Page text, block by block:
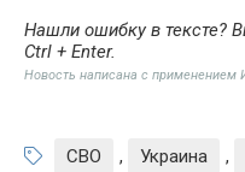
Нашли ошибку в тексте?
Ctrl + Enter.
Новость написана с применением
СВО , Украина ,